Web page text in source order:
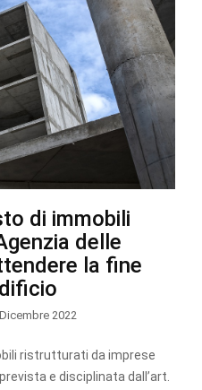
di immobili
delle
la fine
2022
ristrutturati da imprese
e disciplinata dall’art.